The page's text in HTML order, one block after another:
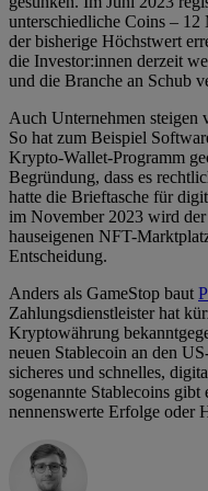
unterschiedliche Coins –
der bisherige Höchstwert
die Investor:innen derzeit
und die Branche an Schub
Auch Unternehmen steigen
So hat zum Beispiel
Krypto-Wallet-Programm
Begründung, dass es
hatte die Brieftasche für
im November 2023 wird
hauseigenen NFT-
Entscheidung.
Anders als GameStop baut
Zahlungsdienstleister hat
Kryptowährung
neuen Stablecoin an den
sicheres und schnelles,
sogenannte Stablecoins gibt
nennenswerte Erfolge oder